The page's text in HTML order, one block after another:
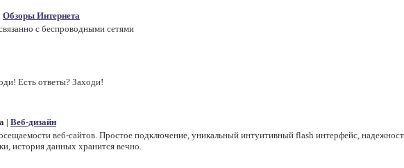
Обзоры Интернета
с беспроводными сетями
Есть ответы? Заходи!
Веб-дизайн
веб-сайтов. Простое подключение, уникальный интуитивный flash интерфейс,
история данных хранится вечно.